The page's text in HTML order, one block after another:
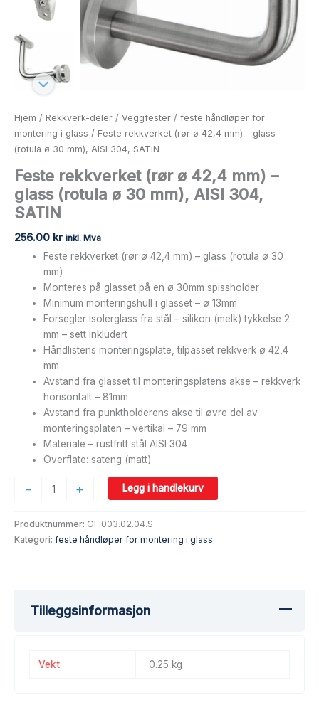
Hjem / Rekkverk-deler / Veggfester / feste håndløper for
montering i glass / Feste rekkverket (rør ø 42,4 mm) – glass
(rotula ø 30 mm), AISI 304, SATIN
Feste rekkverket (rør ø 42,4 mm) –
glass (rotula ø 30 mm), AISI 304,
SATIN
256.00 kr inkl. Mva
Feste rekkverket (rør ø 42,4 mm) – glass (rotula ø 30
mm)
Monteres på glasset på en ø 30mm spissholder
Minimum monteringshull i glasset – ø 13mm
Forsegler isolerglass fra stål – silikon (melk) tykkelse 2
mm – sett inkludert
Håndlistens monteringsplate, tilpasset rekkverk ø 42,4
mm
Avstand fra glasset til monteringsplatens akse – rekkverk
horisontalt – 81mm
Avstand fra punktholderens akse til øvre del av
monteringsplaten – vertikal – 79 mm
Materiale – rustfritt stål AISI 304
Overflate: sateng (matt)
-
304,
SATIN
antall
+ Legg i handlekurv
Produktnummer: GF.003.02.04.S
Kategori: feste håndløper for montering i glass
Tilleggsinformasjon
Vekt 0.25 kg